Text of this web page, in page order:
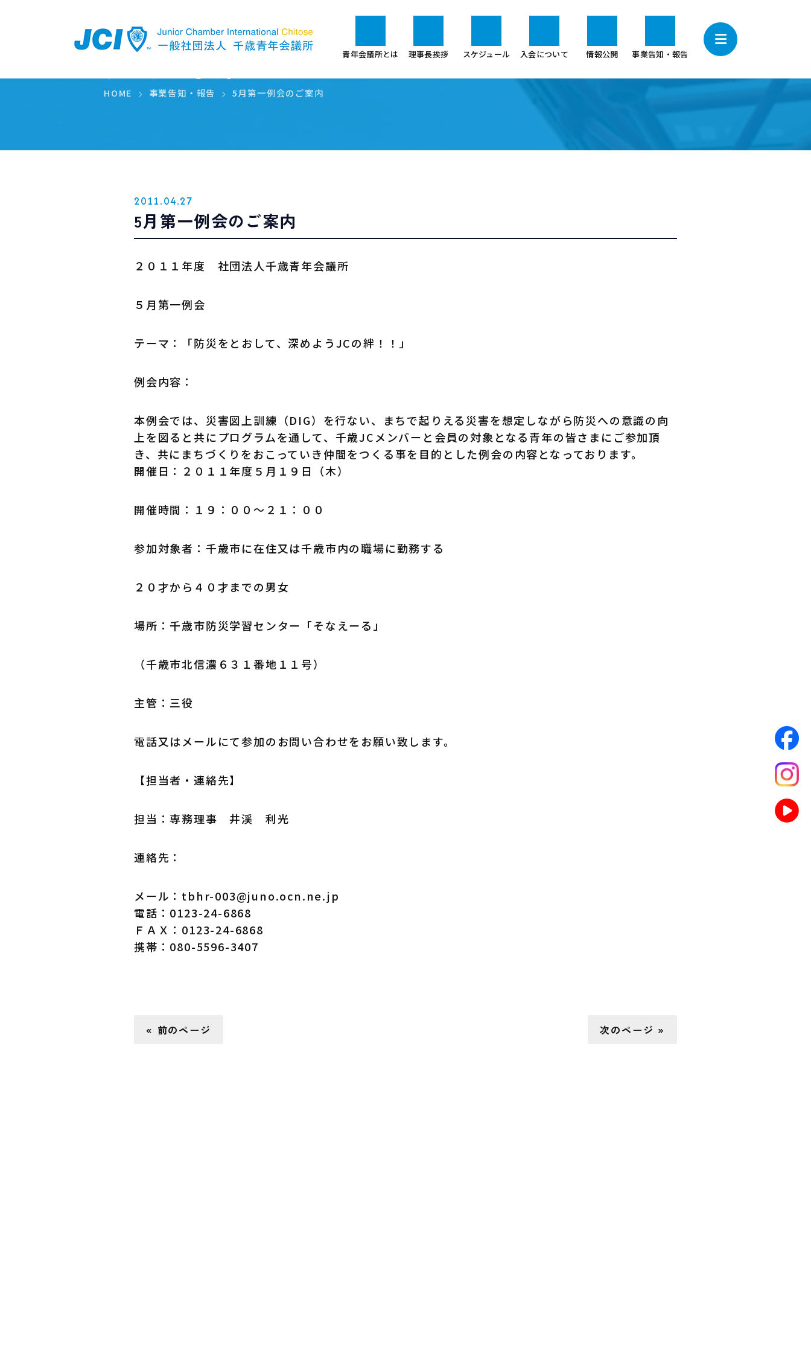
青年会議所とは 理事長挨拶 スケジュール 入会について 情報公開 事業告知・報告
例会・事業予告
HOME 事業告知・報告 5月第一例会のご案内
2011.04.27
5月第一例会のご案内
２０１１年度 社団法人千歳青年会議所
５月第一例会
テーマ：「防災をとおして、深めようJCの絆！！」
例会内容：
本例会では、災害図上訓練（DIG）を行ない、まちで起りえる災害を想定しながら防災への意識の向
上を図ると共にプログラムを通して、千歳JCメンバーと会員の対象となる青年の皆さまにご参加頂
き、共にまちづくりをおこっていき仲間をつくる事を目的とした例会の内容となっております。
開催日：２０１１年度５月１９日（木）
開催時間：１９：００～２１：００
参加対象者：千歳市に在住又は千歳市内の職場に勤務する
２０才から４０才までの男女
場所：千歳市防災学習センター「そなえーる」
（千歳市北信濃６３１番地１１号）
主管：三役
電話又はメールにて参加のお問い合わせをお願い致します。
【担当者・連絡先】
担当：専務理事 井渓 利光
連絡先：
メール： tbhr-003@juno.ocn.ne.jp
電話：0123-24-6868
ＦＡＸ：0123-24-6868
携帯：080-5596-3407
« 前のページ 次のページ »